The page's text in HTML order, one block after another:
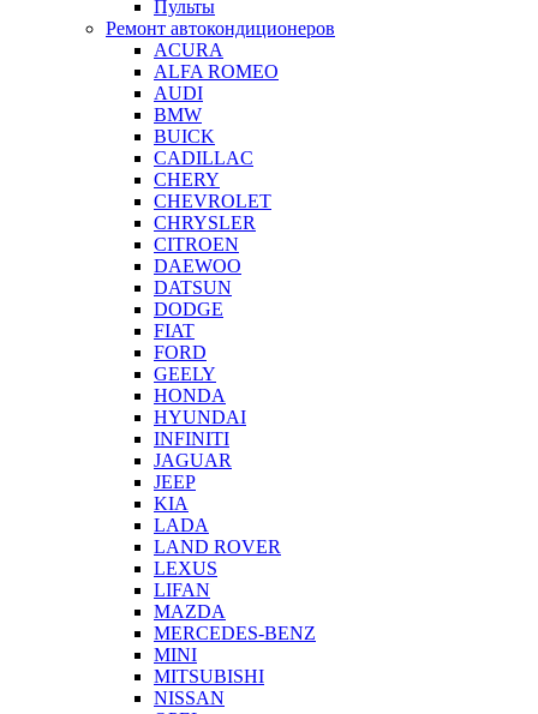
Пульты
Ремонт автокондиционеров
ACURA
ALFA ROMEO
AUDI
BMW
BUICK
CADILLAC
CHERY
CHEVROLET
CHRYSLER
CITROEN
DAEWOO
DATSUN
DODGE
FIAT
FORD
GEELY
HONDA
HYUNDAI
INFINITI
JAGUAR
JEEP
KIA
LADA
LAND ROVER
LEXUS
LIFAN
MAZDA
MERCEDES-BENZ
MINI
MITSUBISHI
NISSAN